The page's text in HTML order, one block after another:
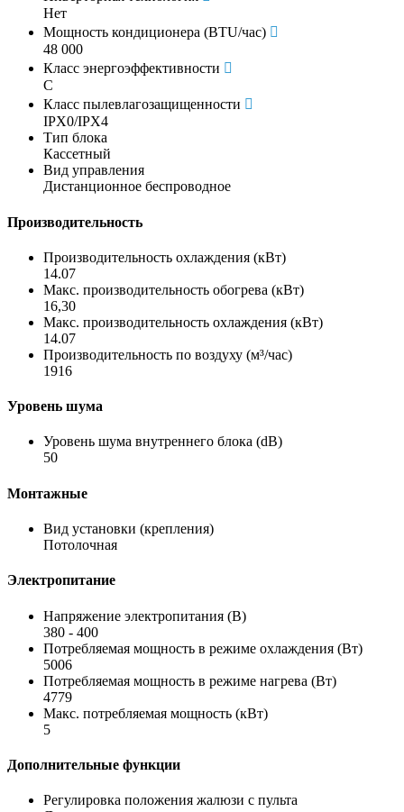
Нет
Мощность кондиционера (BTU/час)
48 000
Класс энергоэффективности
C
Класс пылевлагозащищенности
IPX0/IPX4
Тип блока
Кассетный
Вид управления
Дистанционное беспроводное
Производительность
Производительность охлаждения (кВт)
14.07
Макс. производительность обогрева (кВт)
16,30
Макс. производительность охлаждения (кВт)
14.07
Производительность по воздуху (м³/час)
1916
Уровень шума
Уровень шума внутреннего блока (dB)
50
Монтажные
Вид установки (крепления)
Потолочная
Электропитание
Напряжение электропитания (В)
380 - 400
Потребляемая мощность в режиме охлаждения (Вт)
5006
Потребляемая мощность в режиме нагрева (Вт)
4779
Макс. потребляемая мощность (кВт)
5
Дополнительные функции
Регулировка положения жалюзи с пульта